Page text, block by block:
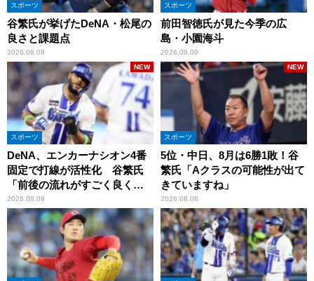
スポーツ
谷繁氏が挙げたDeNA・松尾の
良さと課題点
2026.08.09
スポーツ
前田智徳氏が見た今季の広
島・小園海斗
2026.08.09
スポーツ
DeNA、エンカーナシオン4番
固定で打線が活性化 谷繁氏
「前後の流れがすごく良くな
りましたね」
2026.08.09
NEW
スポーツ
5位・中日、8月は6勝1敗！谷
繁氏「Aクラスの可能性が出て
きていますね」
2026.08.08
NEW